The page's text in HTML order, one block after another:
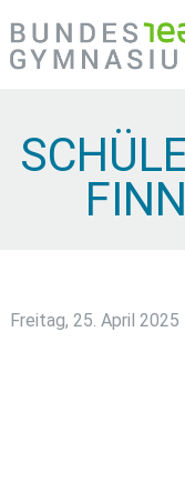
Freitag, 25. April